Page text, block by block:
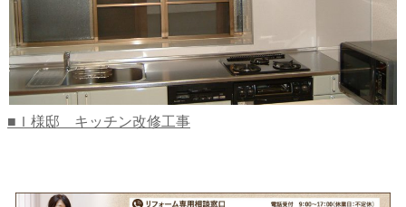
Ｉ様邸 キッチン改修工事